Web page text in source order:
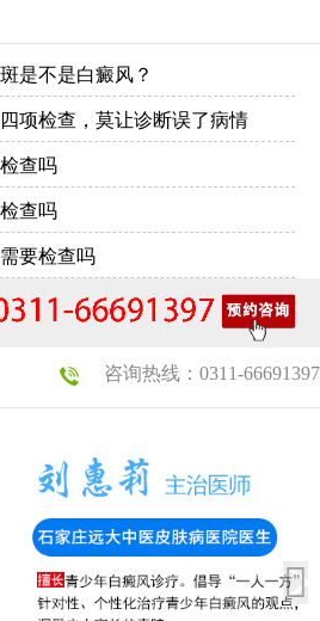
是不是白癜风？
项检查，莫让诊断误了病情
查吗
查吗
要检查吗
咨询热线：0311-66691397